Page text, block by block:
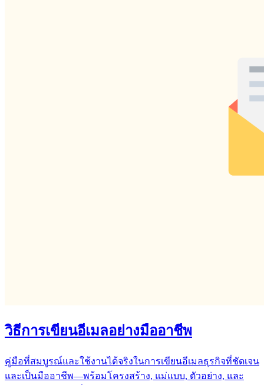
วิธีการเขียนอีเมลอย่างมืออาชีพ
คู่มือที่สมบูรณ์และใช้งานได้จริงในการเขียนอีเมลธุรกิจที่ชัดเจน
และเป็นมืออาชีพ—พร้อมโครงสร้าง, แม่แบบ, ตัวอย่าง, และ